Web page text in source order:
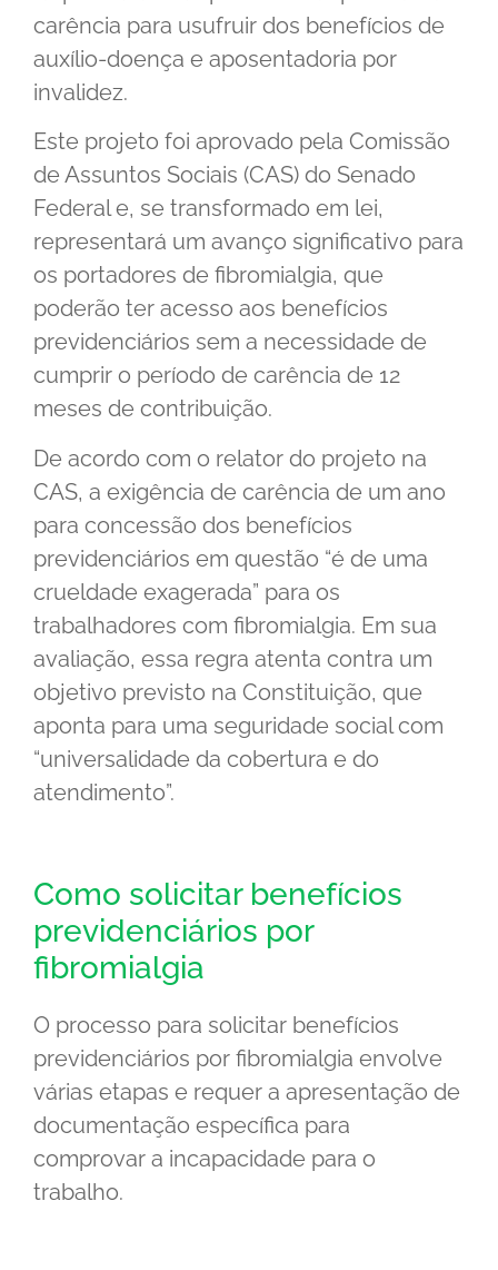
carência para usufruir dos benefícios de
auxílio-doença e aposentadoria por
invalidez.
Este projeto foi aprovado pela Comissão
de Assuntos Sociais (CAS) do Senado
Federal e, se transformado em lei,
representará um avanço significativo para
os portadores de fibromialgia, que
poderão ter acesso aos benefícios
previdenciários sem a necessidade de
cumprir o período de carência de 12
meses de contribuição.
De acordo com o relator do projeto na
CAS, a exigência de carência de um ano
para concessão dos benefícios
previdenciários em questão “é de uma
crueldade exagerada” para os
trabalhadores com fibromialgia. Em sua
avaliação, essa regra atenta contra um
objetivo previsto na Constituição, que
aponta para uma seguridade social com
“universalidade da cobertura e do
atendimento”.
Como solicitar benefícios
previdenciários por
fibromialgia
O processo para solicitar benefícios
previdenciários por fibromialgia envolve
várias etapas e requer a apresentação de
documentação específica para
comprovar a incapacidade para o
trabalho.